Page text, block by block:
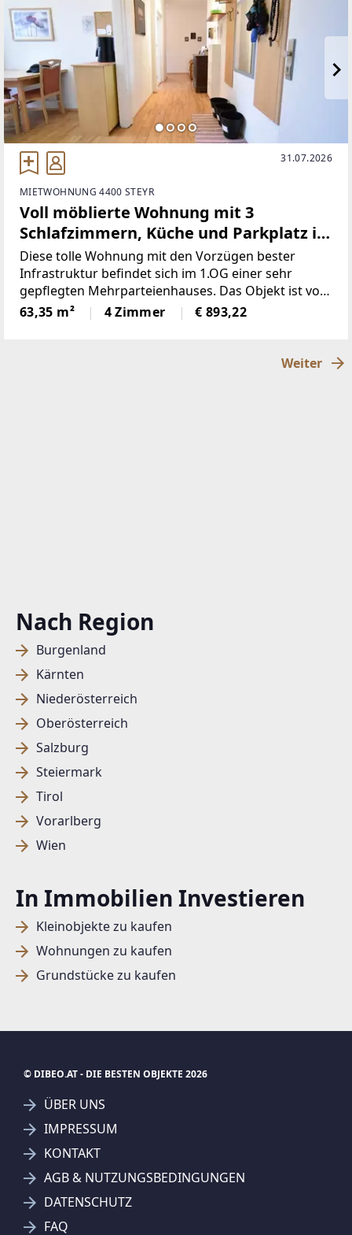
Nach Region
Burgenland
Kärnten
Niederösterreich
Oberösterreich
Salzburg
Steiermark
Tirol
Vorarlberg
Wien
In Immobilien Investieren
Kleinobjekte zu kaufen
Wohnungen zu kaufen
Grundstücke zu kaufen
SUCHAGENT ANLEGEN FÜR DIE
AKTUELLEN SUCHKRITERIEN
31.07.2026
MIETWOHNUNG 4400 STEYR
Voll möblierte Wohnung mit 3
Schlafzimmern, Küche und Parkplatz in
zentraler Lage! WG tauglich!
Diese tolle Wohnung mit den Vorzügen bester
Infrastruktur befindet sich im 1.OG einer sehr
gepflegten Mehrparteienhauses. Das Objekt ist voll
möbliert und ermöglicht Ihnen einen schnellen und
stressfreien Einzug.Die Wohnfläche wird
63,35 m² 4 Zimmer € 893,22
Weiter
© DIBEO.AT - DIE BESTEN OBJEKTE 2026
ÜBER UNS
IMPRESSUM
KONTAKT
AGB & NUTZUNGSBEDINGUNGEN
DATENSCHUTZ
FAQ